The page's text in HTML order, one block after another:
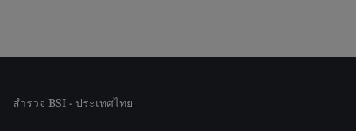
สำรวจ BSI - ประเทศไทย